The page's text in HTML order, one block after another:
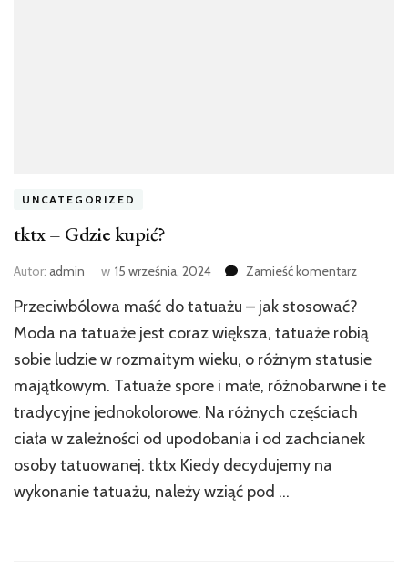
UNCATEGORIZED
tktx – Gdzie kupić?
Autor: admin w 15 września, 2024 Zamieść komentarzwe
tktx
–
Gdzie
kupić?
Przeciwbólowa maść do tatuażu – jak stosować?
Moda na tatuaże jest coraz większa, tatuaże robią
sobie ludzie w rozmaitym wieku, o różnym statusie
majątkowym. Tatuaże spore i małe, różnobarwne i te
tradycyjne jednokolorowe. Na różnych częściach
ciała w zależności od upodobania i od zachcianek
osoby tatuowanej. tktx Kiedy decydujemy na
wykonanie tatuażu, należy wziąć pod …